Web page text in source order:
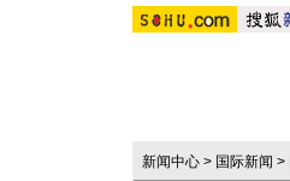
新闻中心 > 国际新闻 >